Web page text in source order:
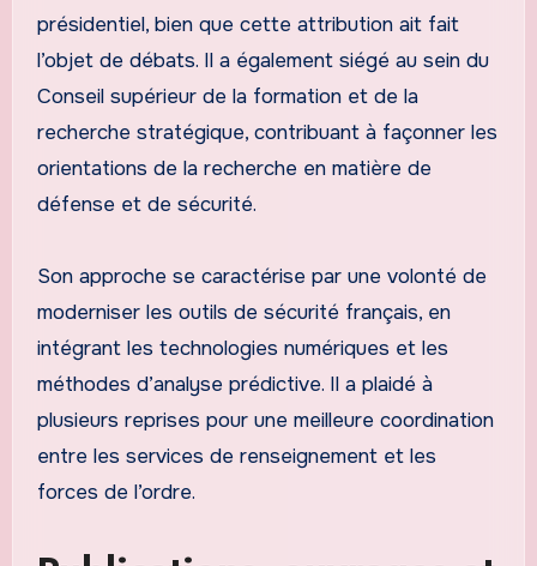
présidentiel, bien que cette attribution ait fait
l’objet de débats. Il a également siégé au sein du
Conseil supérieur de la formation et de la
recherche stratégique, contribuant à façonner les
orientations de la recherche en matière de
défense et de sécurité.
Son approche se caractérise par une volonté de
moderniser les outils de sécurité français, en
intégrant les technologies numériques et les
méthodes d’analyse prédictive. Il a plaidé à
plusieurs reprises pour une meilleure coordination
entre les services de renseignement et les
forces de l’ordre.